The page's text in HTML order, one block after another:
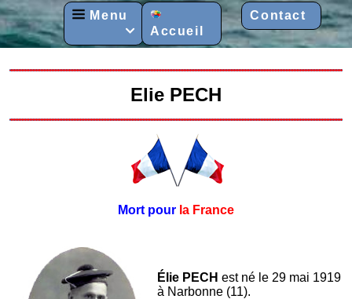
Menu
 Accueil
Contact
Elie PECH
Mort pour la France
Élie PECH est né le 29 mai 1919
à Narbonne (11).